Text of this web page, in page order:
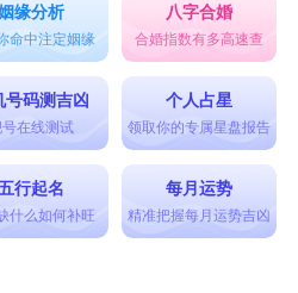
”，寓意着孩子将来能够如
，创造辉煌。
”，寓意着孩子将来能够如
边的人和事。
和孙姓男孩名字两字的所有
缘分析
命中注定姻缘
八字合婚
合婚指数有多高速查
号码测吉凶
号在线测试
个人占星
领取你的专属星盘报告
行起名
什么如何补旺
每月运势
精准把握每月运势吉凶